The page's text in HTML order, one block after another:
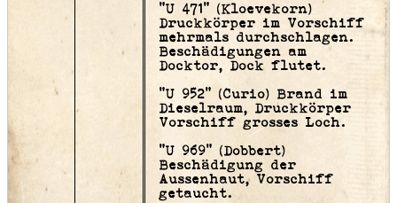
"U 471" (Kloevekorn)
Druckkörper im Vorschiff
mehrmals durchschlagen.
Beschädigungen am
Docktor, Dock flutet.
"U 952" (Curio) Brand im
Dieselraum, Druckkörper
Vorschiff grosses Loch.
"U 969" (Dobbert)
Beschädigung der
Aussenhaut, Vorschiff
getaucht.